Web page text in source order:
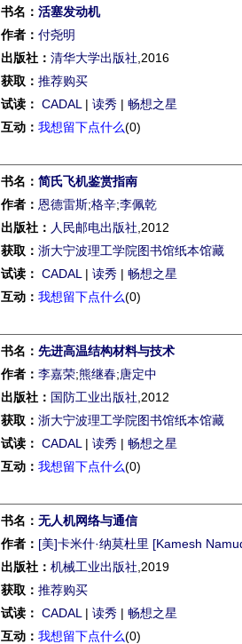
书名： 活塞发动机
作者： 付尧明
出版社： 清华大学出版社 ,2016
获取： 推荐购买
试读： CADAL | 读秀 | 畅想之星
互动： 我想留下点什么(0)
书名： 简氏飞机鉴赏指南
作者： 恩德雷斯;格辛;李佩乾
出版社： 人民邮电出版社 ,2012
获取： 浙大宁波理工学院图书馆纸本馆藏
试读： CADAL | 读秀 | 畅想之星
互动： 我想留下点什么(0)
书名： 先进高温结构材料与技术
作者： 李嘉荣;熊继春;唐定中
出版社： 国防工业出版社 ,2012
获取： 浙大宁波理工学院图书馆纸本馆藏
试读： CADAL | 读秀 | 畅想之星
互动： 我想留下点什么(0)
书名： 无人机网络与通信
作者： [美]卡米什·纳莫杜里 [Kamesh
出版社： 机械工业出版社 ,2019
获取： 推荐购买
试读： CADAL | 读秀 | 畅想之星
互动： 我想留下点什么(0)